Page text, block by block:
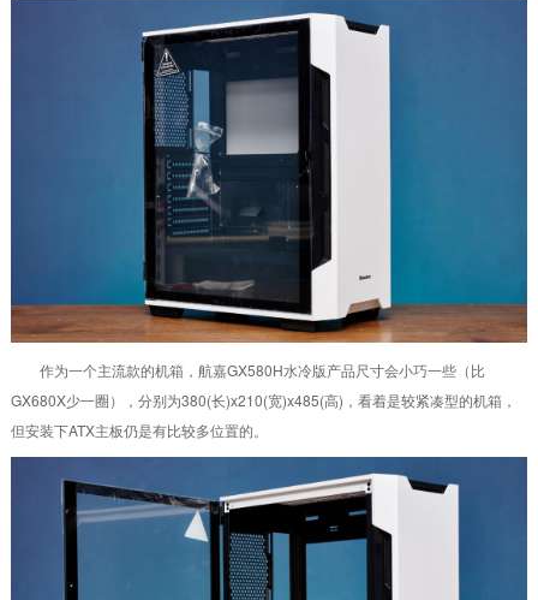
作为一个主流款的机箱，航嘉GX580H水冷版产品尺寸会小巧一些（比
GX680X少一圈），分别为380(长)x210(宽)x485(高)，看着是较紧凑型的机箱，
但安装下ATX主板仍是有比较多位置的。